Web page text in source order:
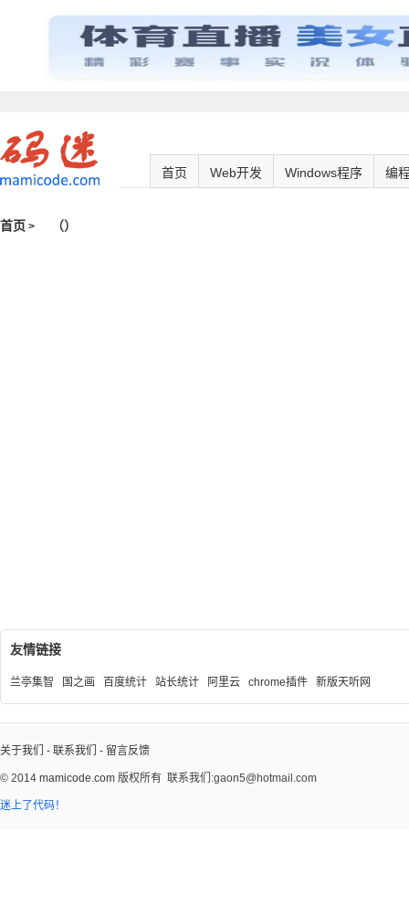
首页 Web开发 Windows程序 编
首页 > （）
友情链接
兰亭集智 国之画 百度统计 站长统计 阿里云 chrome插件 新版天听网
关于我们 - 联系我们 - 留言反馈
© 2014 mamicode.com 版权所有 联系我们:gaon5@hotmail.com
迷上了代码！